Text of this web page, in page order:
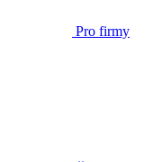
Pro firmy